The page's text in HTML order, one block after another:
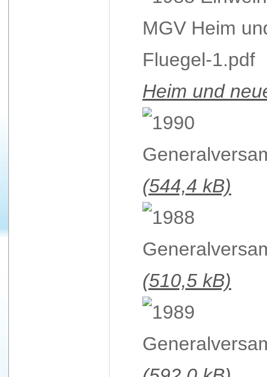
Heim und
(544,4 kB)
(510,5 kB)